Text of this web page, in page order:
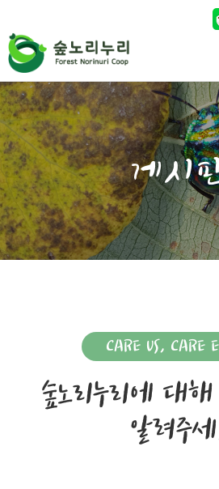
CARE US, CARE
숲노리누리에 대해
알려주